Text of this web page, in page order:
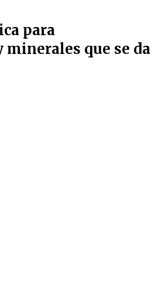
para
que se da